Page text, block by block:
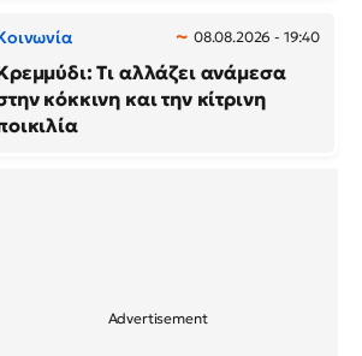
08.08.2026 - 19:40
Τι αλλάζει ανάμεσα
κόκκινη και την κίτρινη